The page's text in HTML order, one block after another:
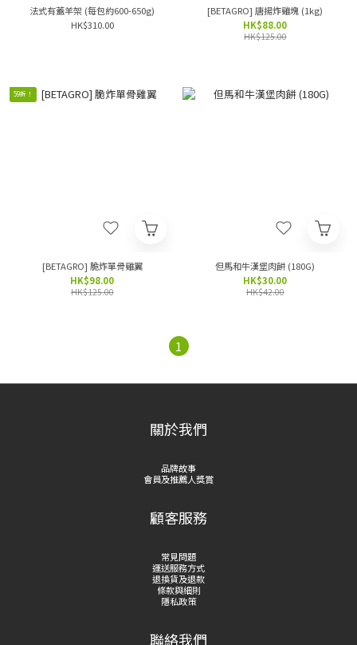
法式有蓋羊架 (每包約600-650g)
HK$310.00
[BETAGRO] 唐揚炸雞塊 (1kg)
HK$88.00
HK$125.00
59折！
[BETAGRO] 脆炸單骨雞翼
HK$98.00
HK$125.00
但馬和牛漢堡肉餅 (180G)
HK$30.00
HK$42.00
1
關於我們
品牌故事
會員及推薦人獎賞
顧客服務
常見問題
運送服務方式
退換貨及退款
條款與細則
隱私政策
聯絡我們